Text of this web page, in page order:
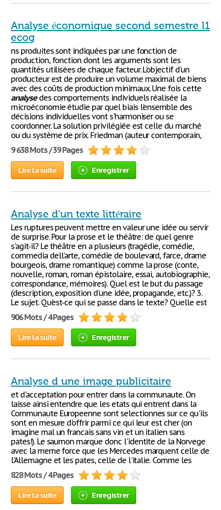
Analyse économique second semestre l1
ecog
ns produites sont indiquées par une fonction de
production, fonction dont les arguments sont les
quantités utilisées de chaque facteur. L'objectif d'un
producteur est de produire un volume maximal de biens
avec des coûts de production minimaux. Une fois cette
analysedes comportements individuels réalisée la
microéconomie étudie par quel biais l'ensemble des
décisions individuelles vont s'harmoniser ou se
coordonner. La solution privilégiée est celle du marché
ou du système de prix. Friedman (auteur contemporain,
9 638 Mots / 39 Pages
Lire la suite Enregistrer
Analyse d'un texte littéraire
Les ruptures peuvent mettre en valeur une idée ou servir
de surprise. Pour la prose et le théâtre: de quel genre
s'agit-il? Le théâtre en a plusieurs (tragédie, comédie,
commedia dell'arte, comédie de boulevard, farce, drame
bourgeois, drame romantique) comme la prose (conte,
nouvelle, roman, roman épistolaire, essai, autobiographie,
correspondance, mémoires). Quel est le but du passage
(description, exposition d'une idée, propagande, etc.)? 3.
Le sujet. Qu'est-ce qui se passe dans le texte? Quelle est
906 Mots / 4 Pages
Lire la suite Enregistrer
Analyse d une image publicitaire
et d'acceptation pour entrer dans la communaute. On
laisse ainsi entendre que les etats qui entrent dans la
Communaute Europeenne sont selectionnes sur ce qu'ils
sont en mesure d'offrir parmi ce qui leur est cher (on
imagine mal un francais sans vin et un italien sans
pates!). Le saumon marque donc l'identite de la Norvege
avec la meme force que les Mercedes marquent celle de
l'Allemagne et les pates, celle de l'italie. Comme les
828 Mots / 4 Pages
Lire la suite Enregistrer